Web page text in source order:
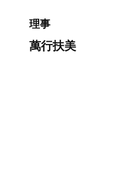
理事
萬行扶美